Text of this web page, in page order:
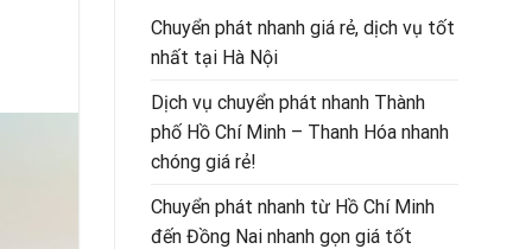
Chuyển phát nhanh giá rẻ, dịch vụ tốt
nhất tại Hà Nội
Dịch vụ chuyển phát nhanh Thành
phố Hồ Chí Minh – Thanh Hóa nhanh
chóng giá rẻ!
Chuyển phát nhanh từ Hồ Chí Minh
đến Đồng Nai nhanh gọn giá tốt